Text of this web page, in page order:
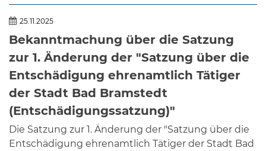
25.11.2025
Bekanntmachung über die Satzung
zur 1. Änderung der "Satzung über die
Entschädigung ehrenamtlich Tätiger
der Stadt Bad Bramstedt
(Entschädigungssatzung)"
Die Satzung zur 1. Änderung der "Satzung über die
Entschädigung ehrenamtlich Tätiger der Stadt Bad